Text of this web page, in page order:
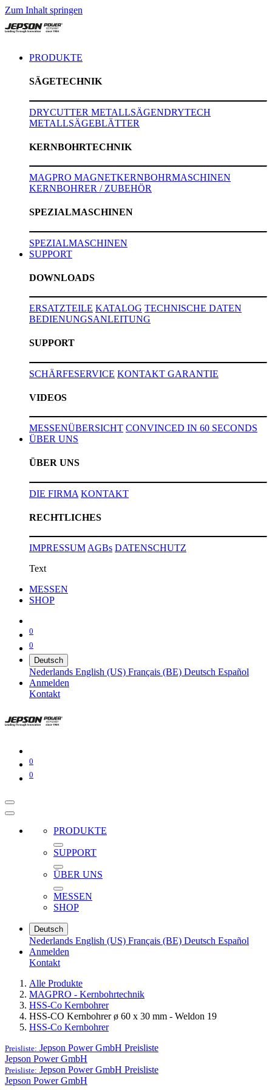
Zum Inhalt springen
PRODUKTE
SÄGETECHNIK
DRYCUTTER METALLSÄGENDRYTECH
METALLSÄGEBLÄTTER
KERNBOHRTECHNIK
MAGPRO MAGNETKERNBOHRMASCHINEN
KERNBOHRER / ZUBEHÖR
SPEZIALMASCHINEN
SPEZIALMASCHINEN
SUPPORT
DOWNLOADS
ERSATZTEILE KATALOG TECHNISCHE DATEN
BEDIENUNGSANLEITUNG
SUPPORT
SCHÄRFESERVICE KONTAKT GARANTIE
VIDEOS
MESSENÜBERSICHT CONVINCED IN 60 SECONDS
ÜBER UNS
ÜBER UNS
DIE FIRMA KONTAKT
RECHTLICHES
IMPRESSUM AGBs DATENSCHUTZ
Text
MESSEN
SHOP
0
0
Deutsch
Nederlands English (US) Français (BE) Deutsch Español
Anmelden
Kontakt
0
0
PRODUKTE
SUPPORT
ÜBER UNS
MESSEN
SHOP
Deutsch
Nederlands English (US) Français (BE) Deutsch Español
Anmelden
Kontakt
Alle Produkte
MAGPRO - Kernbohrtechnik
HSS-Co Kernbohrer
HSS-CO Kernbohrer ø 60 x 30 mm - Weldon 19
HSS-Co Kernbohrer
Preisliste: Jepson Power GmbH Preisliste
Jepson Power GmbH
Preisliste: Jepson Power GmbH Preisliste
Jepson Power GmbH